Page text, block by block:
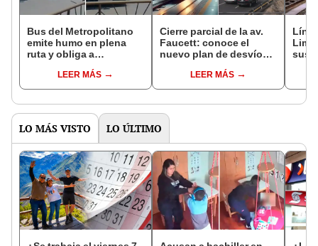
Bus del Metropolitano
emite humo en plena
ruta y obliga a
en Independencia
LEER MÁS
Cierre parcial de la av.
Faucett: conoce el
nuevo plan de desvío
del MetroLEER MÁS
Lima
sus
LO MÁS VISTO LO ÚLTIMO